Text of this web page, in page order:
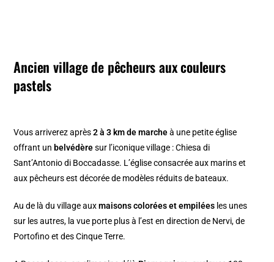
Ancien village de pêcheurs aux couleurs
pastels
Vous arriverez après2 à 3 km de marcheà une petite église
offrant unbelvédèresur l’iconique village : Chiesa di
Sant’Antonio di Boccadasse. L’église consacrée aux marins et
aux pêcheurs est décorée de modèles réduits de bateaux.
Au de là du village auxmaisons colorées et empilées les unes
sur les autres, la vue porte plus à l’est en direction de Nervi, de
Portofino et des Cinque Terre.